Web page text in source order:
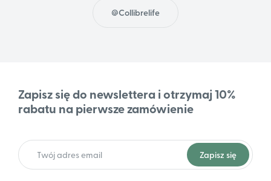
@Collibrelife
Zapisz się do newslettera i otrzymaj 10%
rabatu na pierwsze zamówienie